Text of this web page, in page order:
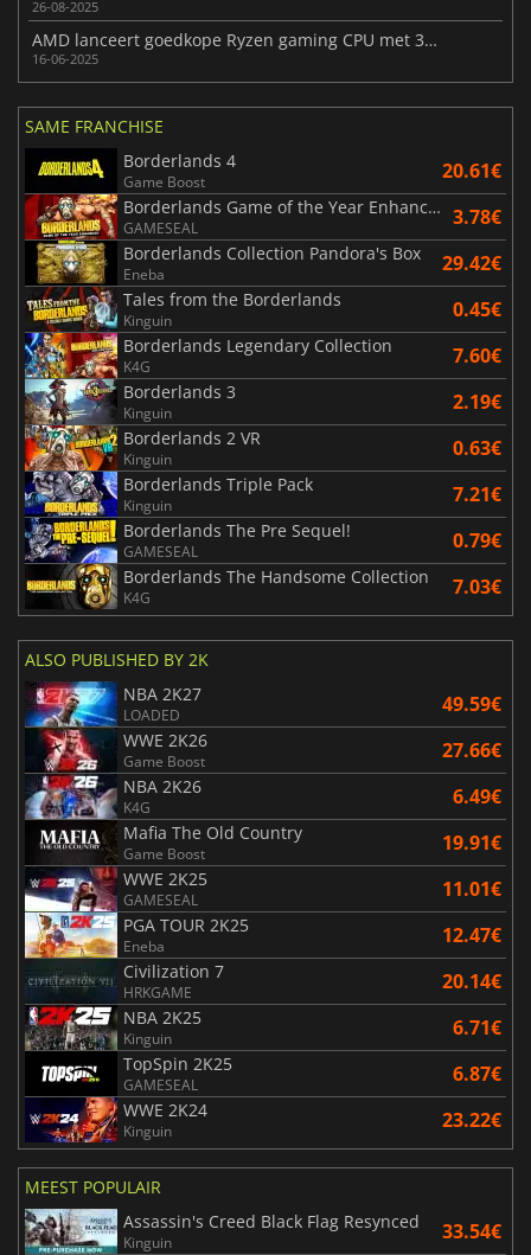
26-08-2025
AMD lanceert goedkope Ryzen gaming CPU met 3D V-Cache
16-06-2025
SAME FRANCHISE
Borderlands 4
Game Boost 20.61€
Borderlands Game of the Year Enhanced
GAMESEAL 3.78€
Borderlands Collection Pandora's Box
Eneba 29.42€
Tales from the Borderlands
Kinguin 0.45€
Borderlands Legendary Collection
K4G 7.60€
Borderlands 3
Kinguin 2.19€
Borderlands 2 VR
Kinguin 0.63€
Borderlands Triple Pack
Kinguin 7.21€
Borderlands The Pre Sequel!
GAMESEAL 0.79€
Borderlands The Handsome Collection
K4G 7.03€
ALSO PUBLISHED BY 2K
NBA 2K27
LOADED 49.59€
WWE 2K26
Game Boost 27.66€
NBA 2K26
K4G 6.49€
Mafia The Old Country
Game Boost 19.91€
WWE 2K25
GAMESEAL 11.01€
PGA TOUR 2K25
Eneba 12.47€
Civilization 7
HRKGAME 20.14€
NBA 2K25
Kinguin 6.71€
TopSpin 2K25
GAMESEAL 6.87€
WWE 2K24
Kinguin 23.22€
MEEST POPULAIR
Assassin's Creed Black Flag Resynced
Kinguin 33.54€